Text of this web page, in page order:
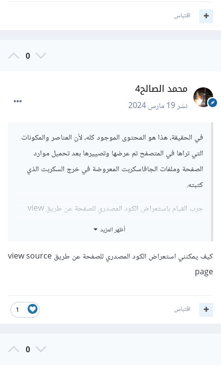
اقتباس
0
محمد الصالح4
نشر19 مارس 2024
في الحقيقة، هذا هو المحتوى الموجود كله، لأن العناصر والمكونات
التي تراها في المتصفح تم عرضها وتصييرها بعد تحميل موارد
الصفحة وملفات الجافاسكربت المعروضة في خرج السكربت الذي
كتبته.
جرب القيام باستعراض الكود المصدري للصفحة عن طريق view
source page وسترى أنه مماثل لما تم جلبه، فالهيكل المعروض
وأي عناصر ولو بعد تحميل الصفحة، ولكن الهيكل المعروض ككود
مصدري للصفحة هو ما يتم جلبه من الخادم.
أظهر المزيد
كيف يمكنني استعراض الكود المصدري للصفحة عن طريق view source
page
1 اقتباس
0